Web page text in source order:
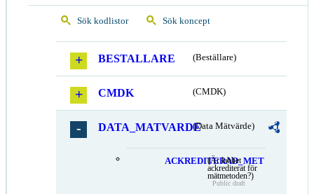
Sök kodlistor Sök koncept
BESTALLARE (Beställare)
CMDK (CMDK)
DATA_MATVARDE(Data Mätvärde)
ACKREDITERAD_MET
(Är labbet
ackrediterat för
mätmetoden?)
Public draft